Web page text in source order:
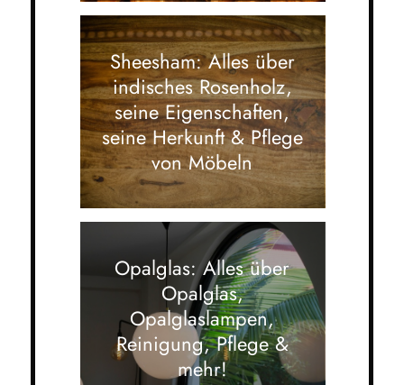
Sheesham: Alles über
indisches Rosenholz,
seine Eigenschaften,
seine Herkunft & Pflege
von Möbeln
Opalglas: Alles über
Opalglas,
Opalglaslampen,
Reinigung, Pflege &
mehr!